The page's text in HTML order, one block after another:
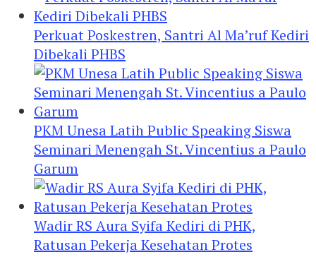
Perkuat Poskestren, Santri Al Ma’ruf Kediri
Dibekali PHBS
PKM Unesa Latih Public Speaking Siswa
Seminari Menengah St. Vincentius a Paulo
Garum
Wadir RS Aura Syifa Kediri di PHK,
Ratusan Pekerja Kesehatan Protes